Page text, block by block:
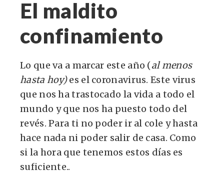
El maldito
confinamiento
Lo que va a marcar este año (al menos
hasta hoy)es el coronavirus. Este virus
que nos ha trastocado la vida a todo el
mundo y que nos ha puesto todo del
revés. Para ti no poder ir al cole y hasta
hace nada ni poder salir de casa. Como
si la hora que tenemos estos días es
suficiente..